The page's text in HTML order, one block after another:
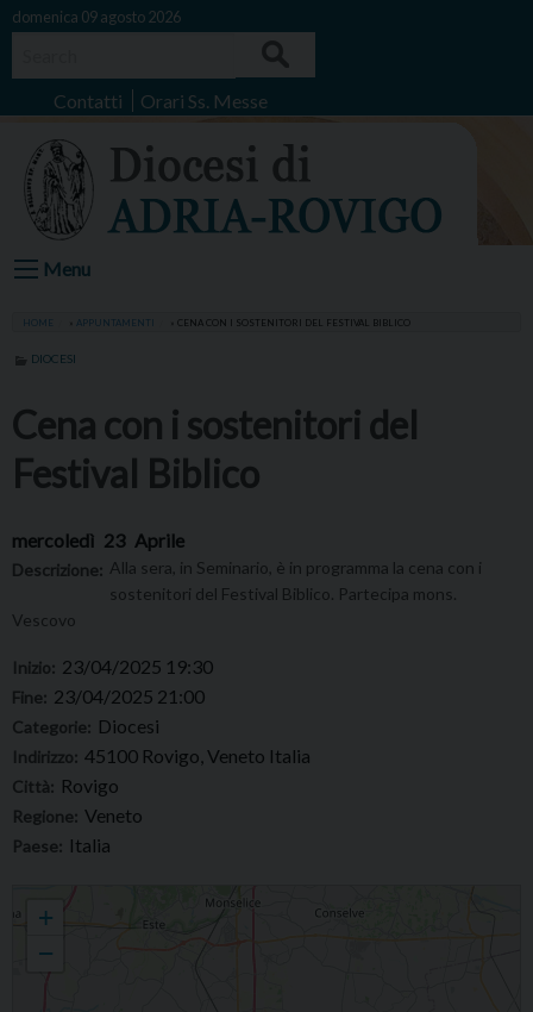
Skip
domenica 09 agosto 2026
Contatti Orari Ss. Messe
Menu
HOME APPUNTAMENTI CENA CON I SOSTENITORI DEL FESTIVAL BIBLICO
DIOCESI
Cena con i sostenitori del
Festival Biblico
mercoledì 23 Aprile
Descrizione: Alla sera, in Seminario, è in programma la cena con i
sostenitori del Festival Biblico. Partecipa mons.
Vescovo
Inizio: 23/04/2025 19:30
Fine: 23/04/2025 21:00
Categorie: Diocesi
Indirizzo: 45100 Rovigo, Veneto Italia
Città: Rovigo
Regione: Veneto
Paese: Italia
Cena con i sostenitori del Festival Biblico
+
−